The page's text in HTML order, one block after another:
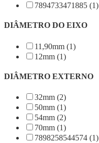
7894733471885 (1)
DIÂMETRO DO EIXO
11,90mm (1)
12mm (1)
DIÂMETRO EXTERNO
32mm (2)
50mm (1)
54mm (2)
70mm (1)
7898258544574 (1)